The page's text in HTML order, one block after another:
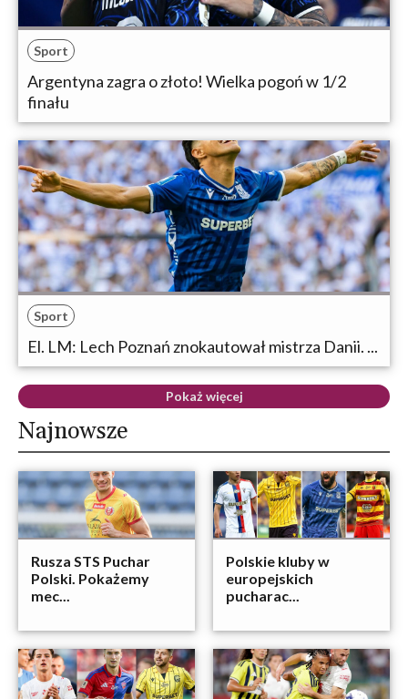
Sport
Argentyna zagra o złoto! Wielka pogoń w 1/2
finału
Sport
El. LM: Lech Poznań znokautował mistrza Danii. ...
Pokaż więcej
Najnowsze
Rusza STS Puchar
Polski. Pokażemy
mec...
Polskie kluby w
europejskich
pucharac...